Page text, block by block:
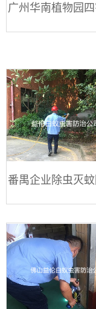
广州华南植物园
番禺企业除虫灭